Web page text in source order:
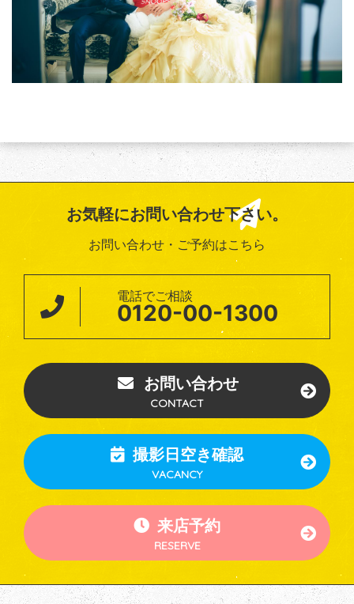
お気軽にお問い合わせ下さい。
お問い合わせ・ご予約はこちら
電話でご相談
0120-00-1300
お問い合わせ
CONTACT
撮影日空き確認
VACANCY
来店予約
RESERVE